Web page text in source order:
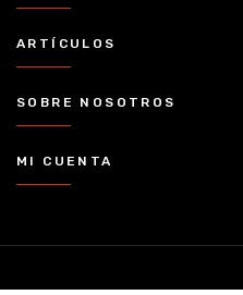
ARTÍCULOS
SOBRE NOSOTROS
MI CUENTA